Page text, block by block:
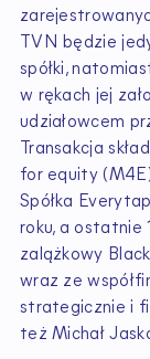
TVN będzie
spółki,
w rękach jej
udziałowcem
Transakcja
for equity
Spółka
roku, a ostatnie
zalążkowy
wraz ze
strategicznie i
też Michał